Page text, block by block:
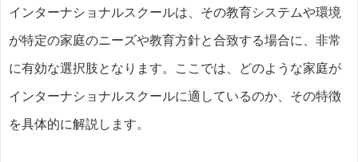
インターナショナルスクールは、その教育システムや環境
が特定の家庭のニーズや教育方針と合致する場合に、非常
に有効な選択肢となります。ここでは、どのような家庭が
インターナショナルスクールに適しているのか、その特徴
を具体的に解説します。